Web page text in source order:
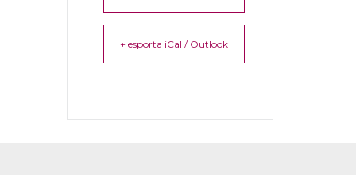
+ esporta iCal / Outlook